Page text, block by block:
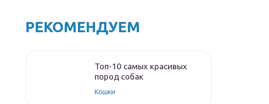
РЕКОМЕНДУЕМ
Топ-10 самых красивых
пород собак
Кошки